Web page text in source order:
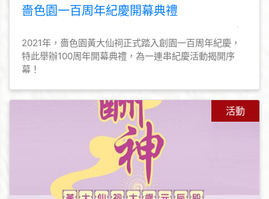
嗇色園一百周年紀慶開幕典禮
2021年，嗇色園黃大仙祠正式踏入創園一百周年紀慶，
特此舉辦100周年開幕典禮，為一連串紀慶活動揭開序
幕！
活動